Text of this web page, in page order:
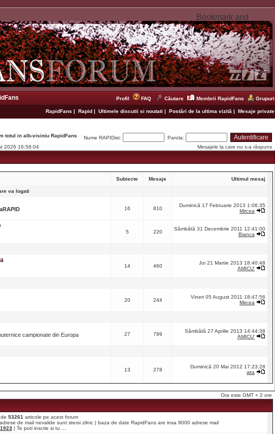
Profil FAQ Căutare Membrii RapidFans Grupuri
RapidFans | Rapid | Ultimele discutii si noutati | Postări de la ultima vizită | Mesaje private
totul in alb-visiniu RapidFans Nume RAPIDist:
Parola:
2026 16:58:04
Mesajele la care nu s-a răspuns
Subiecte Mesaje Ultimul mesaj
va logati
16 810
Duminică 17 Februarie 2013 1:06:35
Mircea
5 220
Sâmbătă 31 Decembrie 2011 12:41:00
Bianca
14 460
Joi 21 Martie 2013 18:40:48
AMICU'
20 244
Vineri 05 August 2011 18:47:56
Mircea
campionate din Europa 27 799
Sâmbătă 27 Aprilie 2013 14:44:38
AMICU'
13 278
Duminică 20 Mai 2012 17:23:28
wta
Ora este GMT + 2 ore
53261 articole pe acest forum
de mail nevalide sunt stersi zilnic | baza de date RapidFans are insa 9000 adrese mail
| Te poti inscrie si tu ...